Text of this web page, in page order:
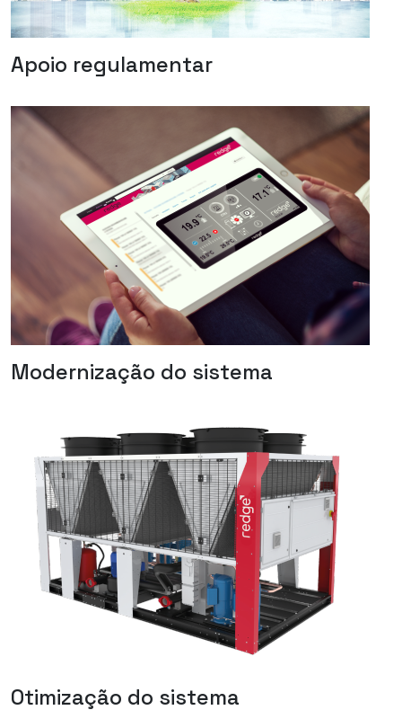
Apoio regulamentar
Modernização do sistema
Otimização do sistema